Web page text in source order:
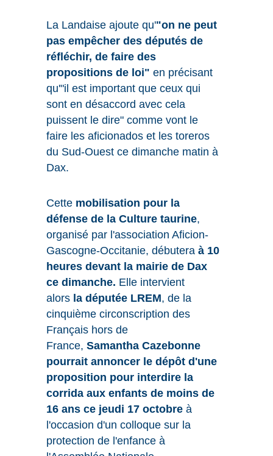
La Landaise ajoute qu'"on ne peut
pas empêcher des députés de
réfléchir, de faire des
propositions de loi" en précisant
qu'"il est important que ceux qui
sont en désaccord avec cela
puissent le dire" comme vont le
faire les aficionados et les toreros
du Sud-Ouest ce dimanche matin à
Dax.
Cette mobilisation pour la
défense de la Culture taurine,
organisé par l'association Aficion-
Gascogne-Occitanie, débutera à 10
heures devant la mairie de Dax
ce dimanche. Elle intervient
alors la députée LREM, de la
cinquième circonscription des
Français hors de
France, Samantha Cazebonne
pourrait annoncer le dépôt d'une
proposition pour interdire la
corrida aux enfants de moins de
16 ans ce jeudi 17 octobre à
l'occasion d'un colloque sur la
protection de l'enfance à